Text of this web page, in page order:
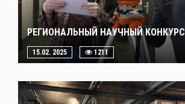
РЕГИОНАЛЬНЫЙ НАУЧНЫЙ
15.02. 2025 1211